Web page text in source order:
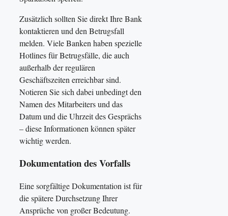
Zusätzlich sollten Sie direkt Ihre Bank
kontaktieren und den Betrugsfall
melden. Viele Banken haben spezielle
Hotlines für Betrugsfälle, die auch
außerhalb der regulären
Geschäftszeiten erreichbar sind.
Notieren Sie sich dabei unbedingt den
Namen des Mitarbeiters und das
Datum und die Uhrzeit des Gesprächs
– diese Informationen können später
wichtig werden.
Dokumentation des Vorfalls
Eine sorgfältige Dokumentation ist für
die spätere Durchsetzung Ihrer
Ansprüche von großer Bedeutung.